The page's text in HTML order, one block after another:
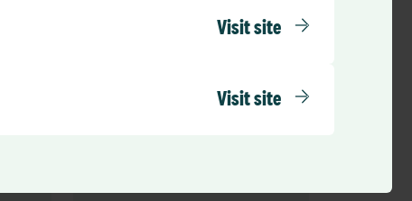
Visit site
Visit site